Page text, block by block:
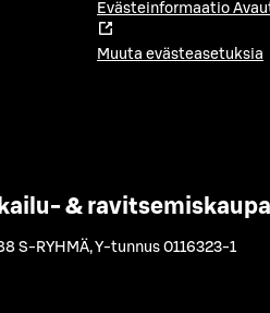
Evästeinformaatio
Muuta evästeasetuksia
&
S-RYHMÄ,Y-tunnus 0116323-1